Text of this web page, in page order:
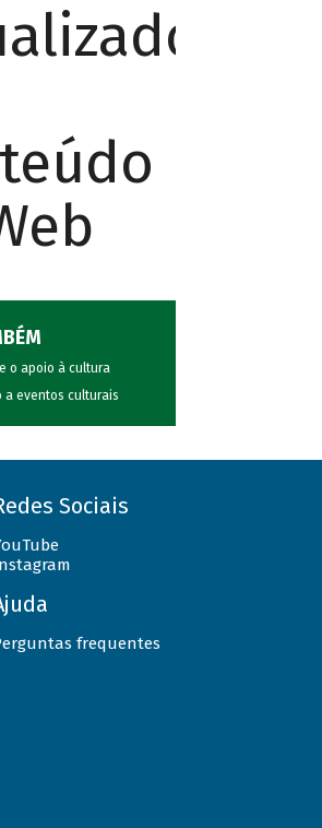
e o apoio à cultura
a eventos culturais
Sociais
frequentes